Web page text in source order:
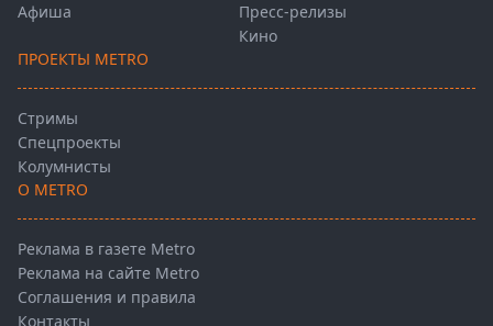
Афиша
Пресс-релизы
Кино
ПРОЕКТЫ METRO
Стримы
Спецпроекты
Колумнисты
О METRO
Реклама в газете Metro
Реклама на сайте Metro
Соглашения и правила
Контакты